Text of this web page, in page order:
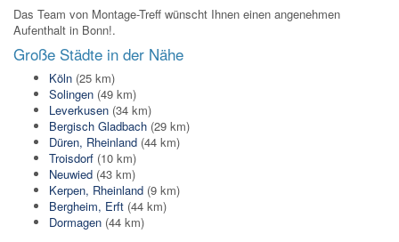
Das Team von Montage-Treff wünscht Ihnen einen angenehmen
Aufenthalt in Bonn!.
Große Städte in der Nähe
Köln (25 km)
Solingen (49 km)
Leverkusen (34 km)
Bergisch Gladbach (29 km)
Düren, Rheinland (44 km)
Troisdorf (10 km)
Neuwied (43 km)
Kerpen, Rheinland (9 km)
Bergheim, Erft (44 km)
Dormagen (44 km)